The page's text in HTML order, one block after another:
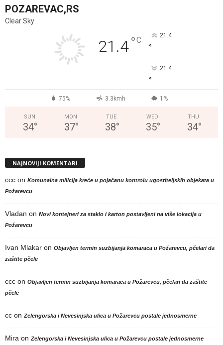
POZAREVAC,RS
Clear Sky
21.4°C 21.4
°
21.4
°
75% 3.3kmh 1%
SUN
34°
MON
37°
TUE
38°
WED
35°
THU
34°
NAJNOVIJI KOMENTARI
ccc on Komunalna milicija kreće u pojačanu kontrolu ugostiteljskih objekata u
Požarevcu
Vladan on Novi kontejneri za staklo i karton postavljeni na više lokacija u
Požarevcu
Ivan Mlakar on Objavljen termin suzbijanja komaraca u Požarevcu, pčelari da
zaštite pčele
ccc on Objavljen termin suzbijanja komaraca u Požarevcu, pčelari da zaštite
pčele
cc on Zelengorska i Nevesinjska ulica u Požarevcu postale jednosmerne
Mira on Zelengorska i Nevesinjska ulica u Požarevcu postale jednosmerne